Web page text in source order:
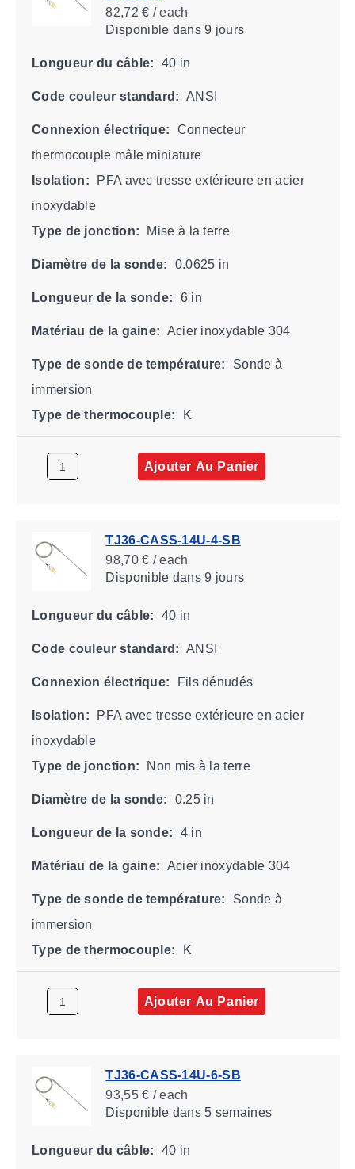
82,72 € / each
Disponibledans 9 jours
Longueur du câble: 40 in
Code couleur standard: ANSI
Connexion électrique:
Connecteur
thermocouple mâle miniature
Isolation:
PFA avec tresse extérieure en acier
inoxydable
Type de jonction:
Mise à la terre
Diamètre de la sonde: 0.0625 in
Longueur de la sonde: 6 in
Matériau de la gaine: Acier inoxydable 304
Type de sonde de température:
Sonde à
immersion
Type de thermocouple:
K
Ajouter Au Panier
TJ36-CASS-14U-4-SB
98,70 € / each
Disponibledans 9 jours
Longueur du câble: 40 in
Code couleur standard: ANSI
Connexion électrique: Fils dénudés
Isolation:
PFA avec tresse extérieure en acier
inoxydable
Type de jonction:
Non mis à la terre
Diamètre de la sonde: 0.25 in
Longueur de la sonde: 4 in
Matériau de la gaine: Acier inoxydable 304
Type de sonde de température:
Sonde à
immersion
Type de thermocouple:
K
Ajouter Au Panier
TJ36-CASS-14U-6-SB
93,55 € / each
Disponibledans 5 semaines
Longueur du câble: 40 in